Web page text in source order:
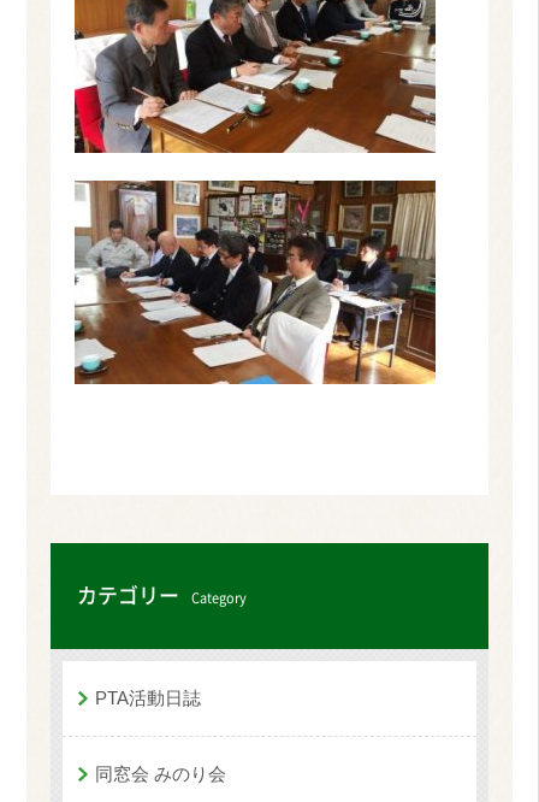
カテゴリー Category
PTA活動日誌
同窓会 みのり会